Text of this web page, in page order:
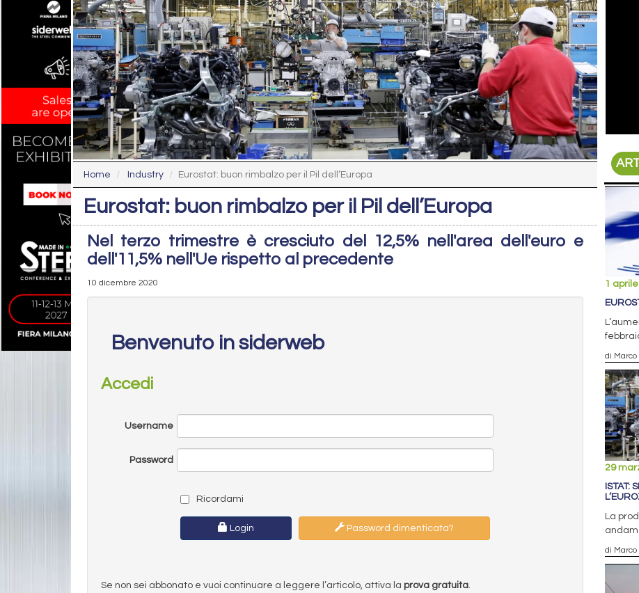
Home Industry Eurostat: buon rimbalzo per il Pil dell’Europa
Eurostat: buon rimbalzo per il Pil dell’Europa
Nel terzo trimestre è cresciuto del 12,5% nell'area dell'euro e
dell'11,5% nell'Ue rispetto al precedente
10 dicembre 2020
Benvenuto in siderweb
Accedi
Username
Password
Ricordami
Login Password dimenticata?
Se non sei abbonato e vuoi continuare a leggere l’articolo, attiva la prova gratuita.
1 aprile
di Marco
29
ISTAT:
La
di Marco